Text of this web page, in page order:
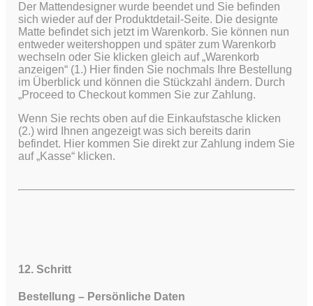
Der Mattendesigner wurde beendet und Sie befinden
sich wieder auf der Produktdetail-Seite. Die designte
Matte befindet sich jetzt im Warenkorb. Sie können nun
entweder weitershoppen und später zum Warenkorb
wechseln oder Sie klicken gleich auf „Warenkorb
anzeigen“ (1.) Hier finden Sie nochmals Ihre Bestellung
im Überblick und können die Stückzahl ändern. Durch
„Proceed to Checkout kommen Sie zur Zahlung.
Wenn Sie rechts oben auf die Einkaufstasche klicken
(2.) wird Ihnen angezeigt was sich bereits darin
befindet. Hier kommen Sie direkt zur Zahlung indem Sie
auf „Kasse“ klicken.
12. Schritt
Bestellung – Persönliche Daten